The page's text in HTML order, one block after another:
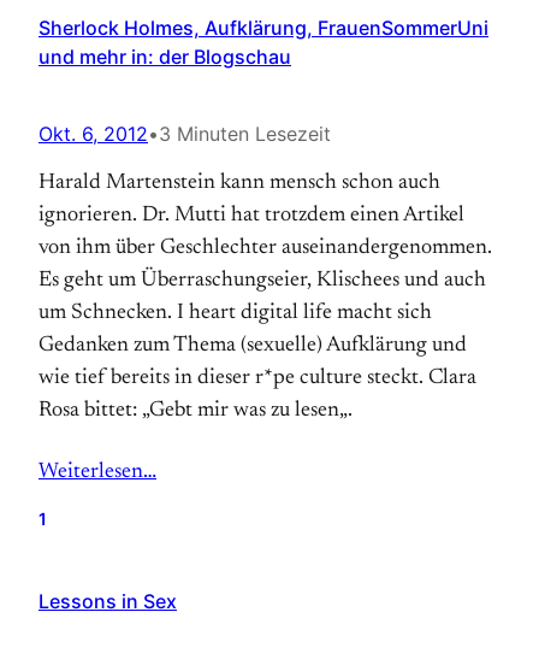
Sherlock Holmes, Aufklärung, FrauenSommerUni
und mehr in: der Blogschau
Okt. 6, 2012•3 Minuten Lesezeit
Harald Martenstein kann mensch schon auch
ignorieren. Dr. Mutti hat trotzdem einen Artikel
von ihm über Geschlechter auseinandergenommen.
Es geht um Überraschungseier, Klischees und auch
um Schnecken. I heart digital life macht sich
Gedanken zum Thema (sexuelle) Aufklärung und
wie tief bereits in dieser r*pe culture steckt. Clara
Rosa bittet: „Gebt mir was zu lesen„.
Weiterlesen…
1
Lessons in Sex